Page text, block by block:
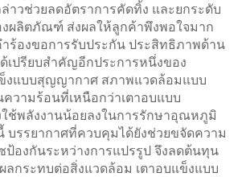
าวช่วยลดอัตราการคัดทิ้ง และยกระดับ
ผลิตภัณฑ์ ส่งผลให้ลูกค้าพึงพอใจมาก
ร้องขอการรับประกัน ประสิทธิภาพด้าน
เปรียบสำคัญอีกประการหนึ่งของ
งแบบสุญญากาศ สภาพแวดล้อมแบบ
วามร้อนที่เหนือกว่าเตาอบแบบ
ใช้พลังงานน้อยลงในการรักษาอุณหภูมิ
บรรยากาศที่ควบคุมได้ยังช่วยขจัดความ
ป้องกันระหว่างการแปรรูป จึงลดต้นทุน
ลกระทบต่อสิ่งแวดล้อม เตาอบแข็งแบบ